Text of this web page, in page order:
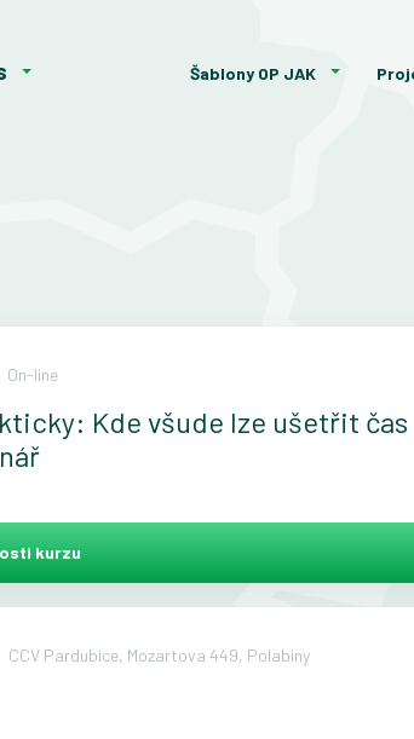
Šablony OP JAK
On-line
Kde všude lze ušetřit
kurzu
CCV Pardubice, Mozartova 449, Polabiny